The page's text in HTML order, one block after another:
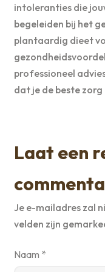
intoleranties die
begeleiden bij het
plantaardig dieet
professioneel
dat je de beste
Laat een
Je e-mailadres zal
velden zijn
Naam *